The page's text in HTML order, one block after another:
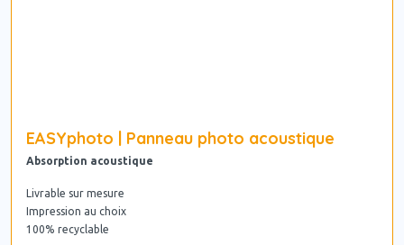
EASYphoto | Panneau photo acoustique
Absorption acoustique
Livrable sur mesure
Impression au choix
100% recyclable